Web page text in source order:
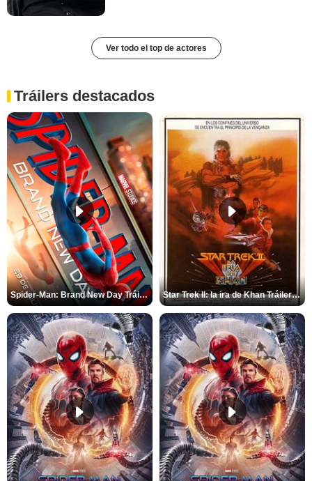
Ver todo el top de actores
Tráilers destacados
Spider-Man: Brand New Day Tráiler (3) Star Trek II: la ira de Khan Tráiler VO